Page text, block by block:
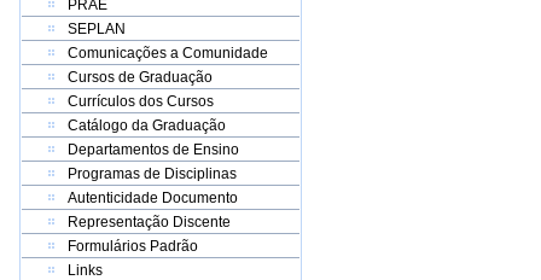
PRAE
SEPLAN
Comunicações a Comunidade
Cursos de Graduação
Currículos dos Cursos
Catálogo da Graduação
Departamentos de Ensino
Programas de Disciplinas
Autenticidade Documento
Representação Discente
Formulários Padrão
Links